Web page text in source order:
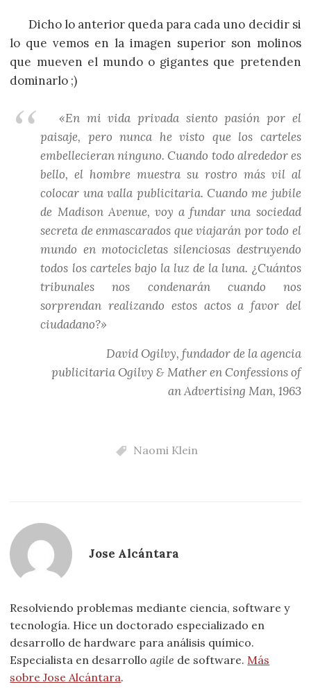
Dicho lo anterior queda para cada uno decidir si
lo que vemos en la imagen superior son molinos
que mueven el mundo o gigantes que pretenden
dominarlo ;)
«En mi vida privada siento pasión por el
paisaje, pero nunca he visto que los carteles
embellecieran ninguno. Cuando todo alrededor es
bello, el hombre muestra su rostro más vil al
colocar una valla publicitaria. Cuando me jubile
de Madison Avenue, voy a fundar una sociedad
secreta de enmascarados que viajarán por todo el
mundo en motocicletas silenciosas destruyendo
todos los carteles bajo la luz de la luna. ¿Cuántos
tribunales nos condenarán cuando nos
sorprendan realizando estos actos a favor del
ciudadano?»
David Ogilvy, fundador de la agencia
publicitaria Ogilvy & Mather en Confessions of
an Advertising Man, 1963
Naomi Klein
Jose Alcántara
Resolviendo problemas mediante ciencia, software y
tecnología. Hice un doctorado especializado en
desarrollo de hardware para análisis químico.
Especialista en desarrolloagile de software. Más
sobre Jose Alcántara.